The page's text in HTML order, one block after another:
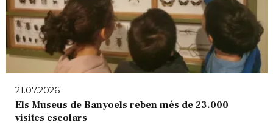
21.07.2026
Els Museus de Banyoels reben més de 23.000
visites escolars